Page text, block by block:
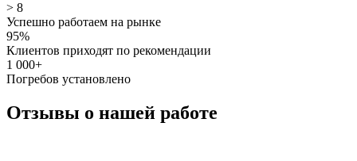
> 8
Успешно работаем на рынке
95%
Клиентов приходят по рекомендации
1 000+
Погребов установлено
Отзывы о нашей работе